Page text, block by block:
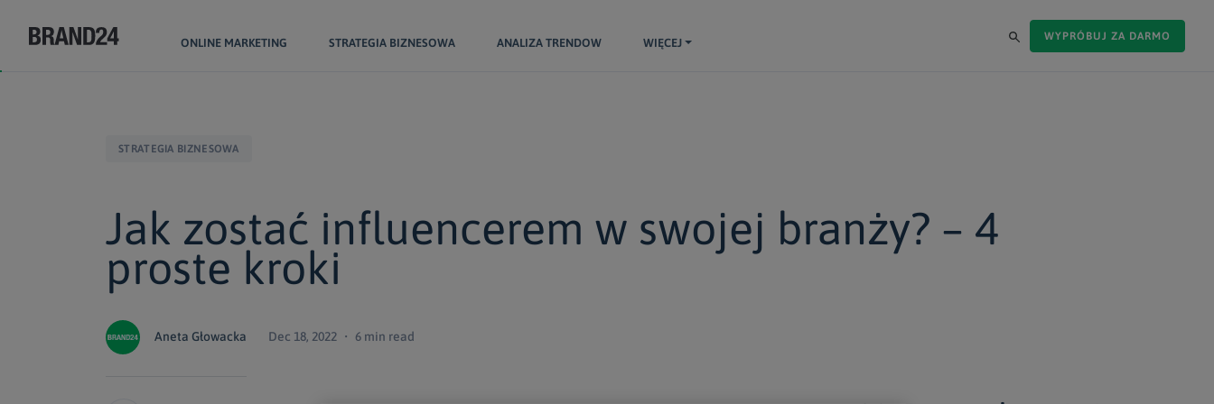
ONLINE MARKETING STRATEGIA BIZNESOWA ANALIZA TRENDOW WIĘCEJ
WYPRÓBUJ ZA DARMO
STRATEGIA BIZNESOWA
Jak zostać influencerem w swojej branży? – 4
proste kroki
Aneta Głowacka Dec 18, 2022 ・ 6 min read